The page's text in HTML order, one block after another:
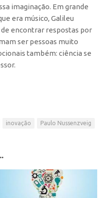
imaginação. Em grande
era músico, Galileu
encontrar respostas por
ser pessoas muito
também: ciência se
inovação Paulo Nussenzveig